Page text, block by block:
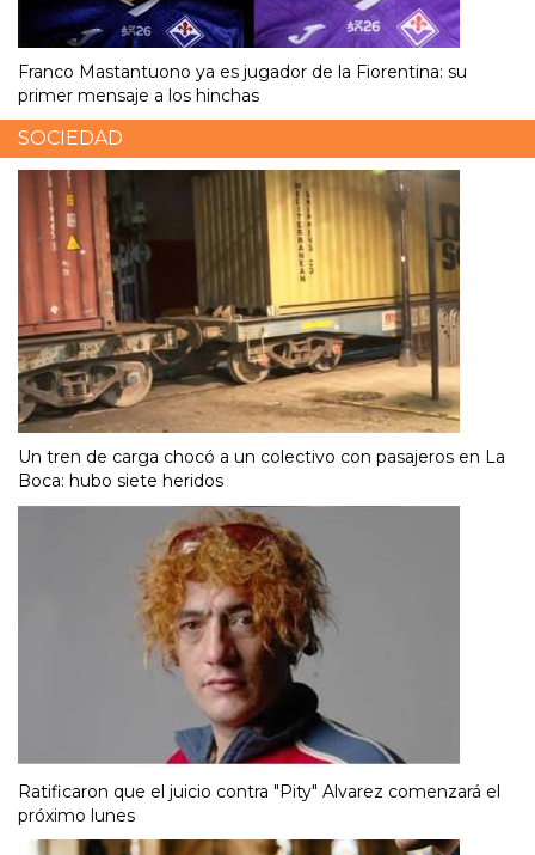
Franco Mastantuono ya es jugador de la Fiorentina: su
primer mensaje a los hinchas
SOCIEDAD
Un tren de carga chocó a un colectivo con pasajeros en La
Boca: hubo siete heridos
Ratificaron que el juicio contra "Pity" Alvarez comenzará el
próximo lunes